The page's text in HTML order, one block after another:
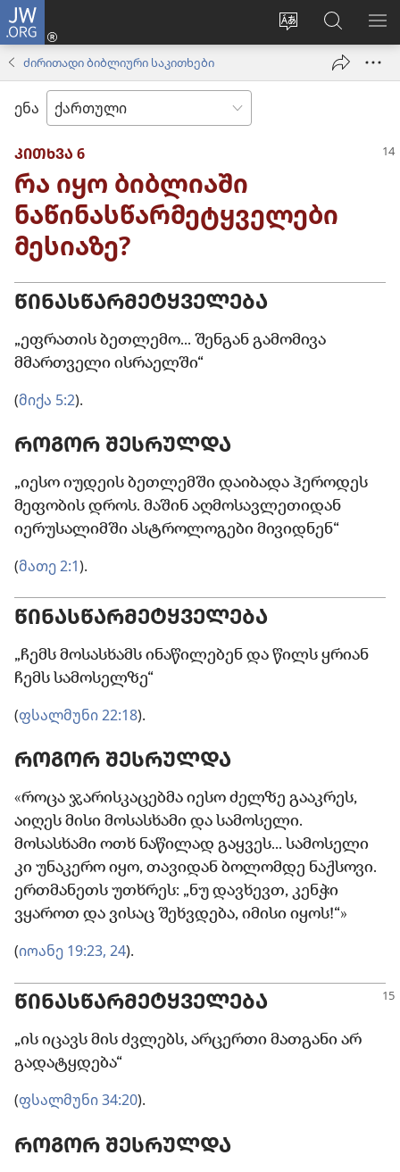
JW.ORG
ვებსაიტის
შეცვლა
შესვლა
(გაიხსნება
ფანჯარა)
ძებნა
JW.ORG
ძირითადი ბიბლიური საკითხები
ენა
ᲙᲘᲗᲮᲕᲐ 6
რა იყო ბიბლიაში
ნაწინასწარმეტყველები
მესიაზე?
ᲬᲘᲜᲐᲡᲬᲐᲠᲛᲔᲢᲧᲕᲔᲚᲔᲑᲐ
„ეფრათის ბეთლემო... შენგან გამომივა
მმართველი ისრაელში“
(მიქა 5:2).
ᲠᲝᲒᲝᲠ ᲨᲔᲡᲠᲣᲚᲓᲐ
„იესო იუდეის ბეთლემში დაიბადა ჰეროდეს
მეფობის დროს. მაშინ აღმოსავლეთიდან
იერუსალიმში ასტროლოგები მივიდნენ“
(მათე 2:1).
ᲬᲘᲜᲐᲡᲬᲐᲠᲛᲔᲢᲧᲕᲔᲚᲔᲑᲐ
„ჩემს მოსასხამს ინაწილებენ და წილს ყრიან
ჩემს სამოსელზე“
(ფსალმუნი 22:18).
ᲠᲝᲒᲝᲠ ᲨᲔᲡᲠᲣᲚᲓᲐ
«როცა ჯარისკაცებმა იესო ძელზე გააკრეს,
აიღეს მისი მოსასხამი და სამოსელი.
მოსასხამი ოთხ ნაწილად გაყვეს... სამოსელი
კი უნაკერო იყო, თავიდან ბოლომდე ნაქსოვი.
ერთმანეთს უთხრეს: „ნუ დავხევთ, კენჭი
ვყაროთ და ვისაც შეხვდება, იმისი იყოს!“»
(იოანე 19:23, 24).
ᲬᲘᲜᲐᲡᲬᲐᲠᲛᲔᲢᲧᲕᲔᲚᲔᲑᲐ
„ის იცავს მის ძვლებს, არცერთი მათგანი არ
გადატყდება“
(ფსალმუნი 34:20).
ᲠᲝᲒᲝᲠ ᲨᲔᲡᲠᲣᲚᲓᲐ